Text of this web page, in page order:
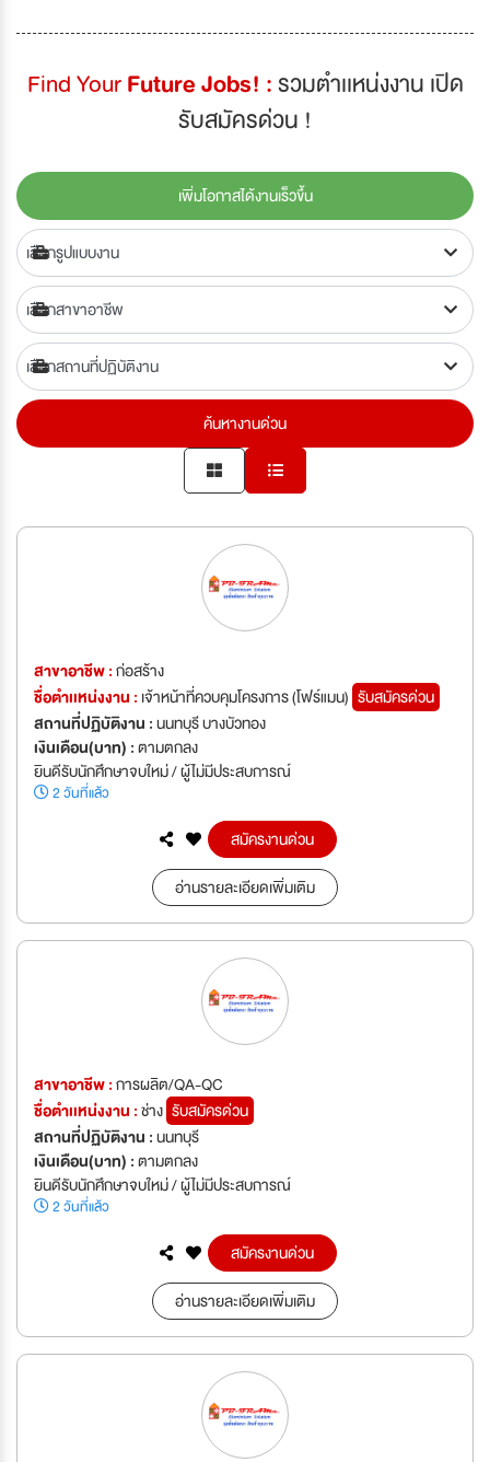
Find YourFuture Jobs! :รวมตำเเหน่งงาน เปิด
รับสมัครด่วน !
เพิ่มโอกาสได้งานเร็วขึ้น
ค้นหางานด่วน
สาขาอาชีพ :ก่อสร้าง
ชื่อตำเเหน่งงาน : เจ้าหน้าที่ควบคุมโครงการ (โฟร์แมน) รับสมัครด่วน
สถานที่ปฏิบัติงาน :นนทบุรี บางบัวทอง
เงินเดือน(บาท) :ตามตกลง
ยินดีรับนักศึกษาจบใหม่ / ผู้ไม่มีประสบการณ์
2 วันที่แล้ว
สมัครงานด่วน
อ่านรายละเอียดเพิ่มเติม
สาขาอาชีพ :การผลิต/QA-QC
ชื่อตำเเหน่งงาน :ช่าง รับสมัครด่วน
สถานที่ปฏิบัติงาน :นนทบุรี
เงินเดือน(บาท) :ตามตกลง
ยินดีรับนักศึกษาจบใหม่ / ผู้ไม่มีประสบการณ์
2 วันที่แล้ว
สมัครงานด่วน
อ่านรายละเอียดเพิ่มเติม